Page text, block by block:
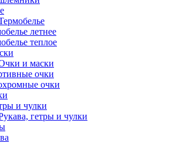
летнее
теплое
и маски
очки
очки
и чулки
гетры и чулки